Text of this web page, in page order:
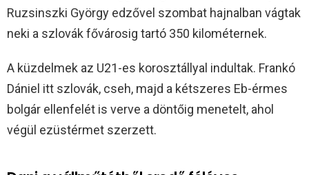
Ruzsinszki György edzővel szombat hajnalban vágtak
neki a szlovák fővárosig tartó 350 kilométernek.
A küzdelmek az U21-es korosztállyal indultak. Frankó
Dániel itt szlovák, cseh, majd a kétszeres Eb-érmes
bolgár ellenfelét is verve a döntőig menetelt, ahol
végül ezüstérmet szerzett.